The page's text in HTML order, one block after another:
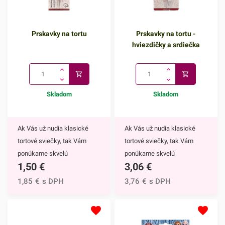
Prskavky na tortu
Skladom
Ak Vás už nudia klasické
tortové sviečky, tak Vám
ponúkame skvelú
alternatívu. Prskavky na tortu
sú mimoriadne efektným
1,50 €
1,85 € s DPH
Prskavky na tortu -
hviezdičky a srdiečka
Skladom
Ak Vás už nudia klasické
tortové sviečky, tak Vám
ponúkame skvelú
alternatívu. Prskavky na tortu
- hviezdičky a srdiečka sú
3,06 €
3,76 € s DPH